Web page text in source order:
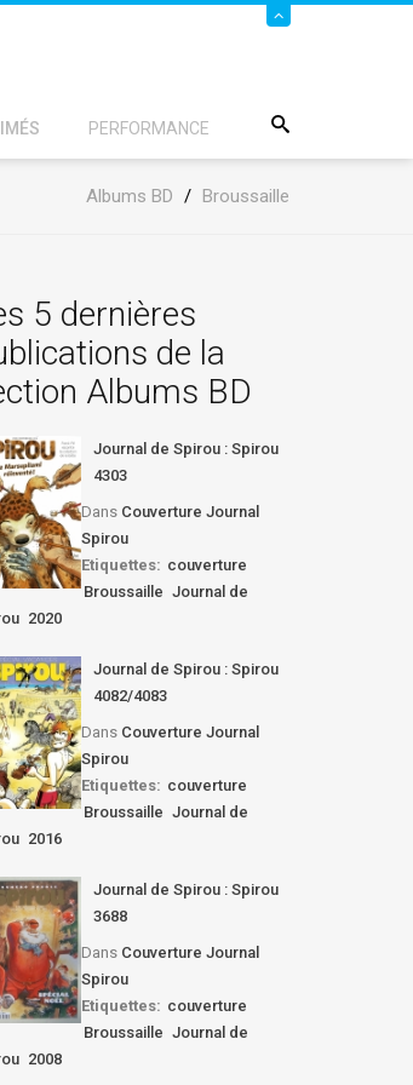
PERFORMANCE
Albums BD / Broussaille
5 dernières
de la
Albums BD
Journal de Spirou : Spirou
4303
Dans Couverture Journal
Spirou
Etiquettes: couverture
Broussaille Journal de
2020
Journal de Spirou : Spirou
4082/4083
Dans Couverture Journal
Spirou
Etiquettes: couverture
Broussaille Journal de
2016
Journal de Spirou : Spirou
3688
Dans Couverture Journal
Spirou
Etiquettes: couverture
Broussaille Journal de
2008